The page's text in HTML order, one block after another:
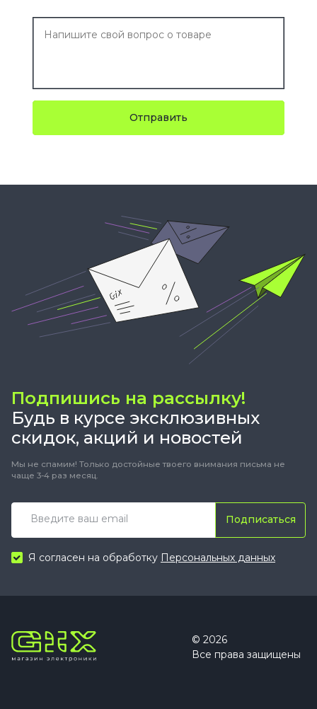
Отправить
Подпишись на рассылку!
Будь в курсе эксклюзивных
скидок, акций и новостей
Мы не спамим! Только достойные твоего внимания письма не
чаще 3-4 раз месяц.
Подписаться
Я согласен на обработку Персональных данных
© 2026
Все права защищены